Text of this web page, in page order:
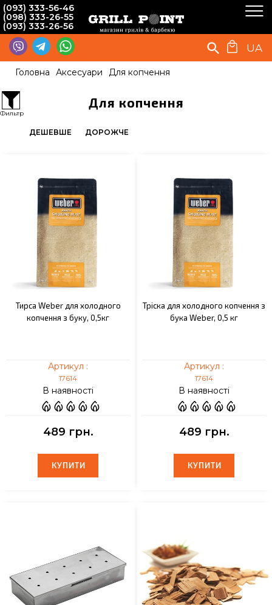
(093) 333-56-46
(098) 333-26-55
(093) 333-26-56
UA
Головна Аксесуари Для копчення
Для копчення
ДЕШЕВШЕ ДОРОЖЧЕ
Тирса Weber для холодного
копчення з буку, 0,5кг
Артикул :
17614
В наявності
489 грн.
КУПИТИ
КУПИТИ
Тріска для холодного копчення з
бука Weber, 0,5 кг
Артикул :
17614
В наявності
489 грн.
КУПИТИ
КУПИТИ
Фильтр